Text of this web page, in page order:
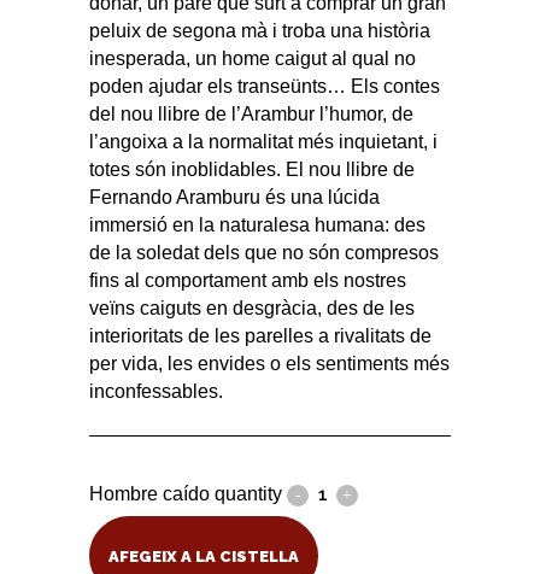
peluix de segona mà i troba una història
inesperada, un home caigut al qual no
poden ajudar els transeünts… Els contes
del nou llibre de l’Arambur l’humor, de
l’angoixa a la normalitat més inquietant, i
totes són inoblidables. El nou llibre de
Fernando Aramburu és una lúcida
immersió en la naturalesa humana: des
de la soledat dels que no són compresos
fins al comportament amb els nostres
veïns caiguts en desgràcia, des de les
interioritats de les parelles a rivalitats de
per vida, les envides o els sentiments més
inconfessables.
Hombre caído quantity
AFEGEIX A LA CISTELLA